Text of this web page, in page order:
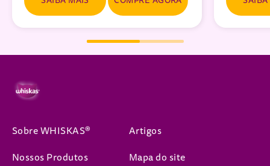
Sobre WHISKAS®
Artigos
Nossos Produtos
Mapa do site